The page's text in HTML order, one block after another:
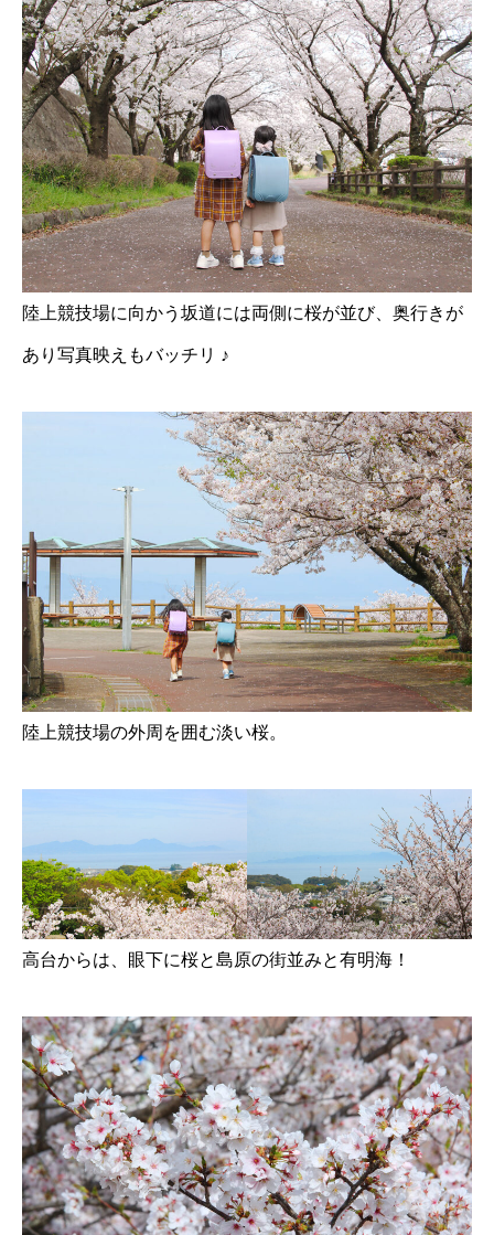
陸上競技場に向かう坂道には両側に桜が並び、奥行きが
あり写真映えもバッチリ ♪
陸上競技場の外周を囲む淡い桜。
高台からは、眼下に桜と島原の街並みと有明海！